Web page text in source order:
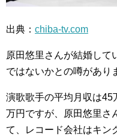
出典： chiba-tv.com
原田悠里さんが結婚して
ではないかとの噂があり
演歌歌手の平均月収は45
万円ですが、原田悠里さ
て、レコード会社はキン